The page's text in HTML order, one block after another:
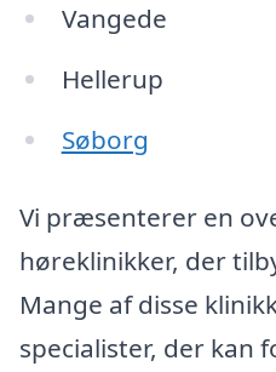
Vangede
Hellerup
Søborg
Vi præsenterer en
høreklinikker, der
Mange af disse
specialister, der kan